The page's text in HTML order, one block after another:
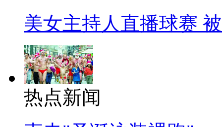
美女主持人直播球赛
热点新闻